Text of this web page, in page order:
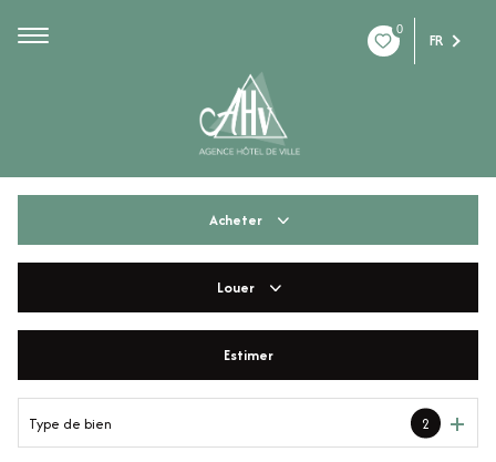
0
FR
Acheter
De l'immo pro
Louer
De l'immo pro
Estimer
Type de bien 2